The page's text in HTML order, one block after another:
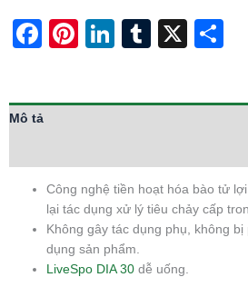
Facebook
Pinterest
LinkedIn
Tumblr
X
Mô tả
Công nghệ tiền hoạt hóa bào tử
lại tác dụng xử lý tiêu chảy cấp
Không gây tác dụng phụ, không
dụng sản phẩm.
LiveSpo DIA 30 dễ uống.